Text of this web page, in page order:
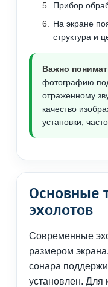
Прибор
На экране
структура и
Важно
фотографию
отраженному
качество
установки,
Основные
эхолотов
Современные
размером
сонара
установлен. Для